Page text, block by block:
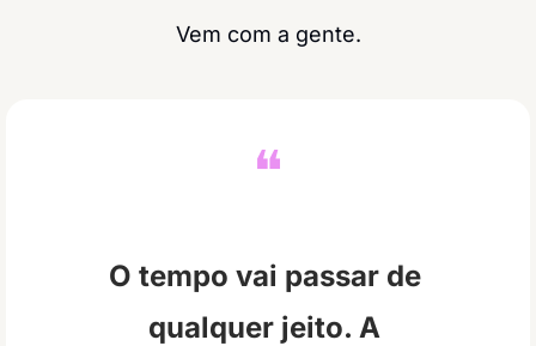
Vem com a gente.
❝
O tempo vai passar de
qualquer jeito. A